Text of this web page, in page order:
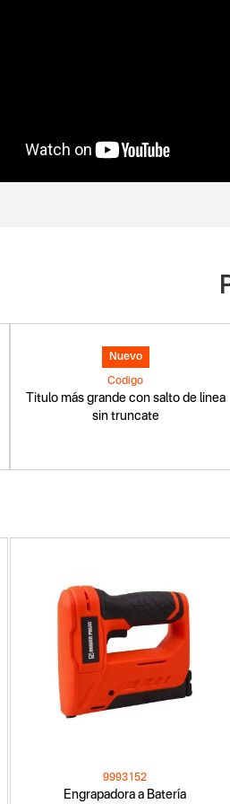
Nuevo
Titulo más grande con salto de linea
sin truncate
Codigo
Engrapadora a Batería
9993152